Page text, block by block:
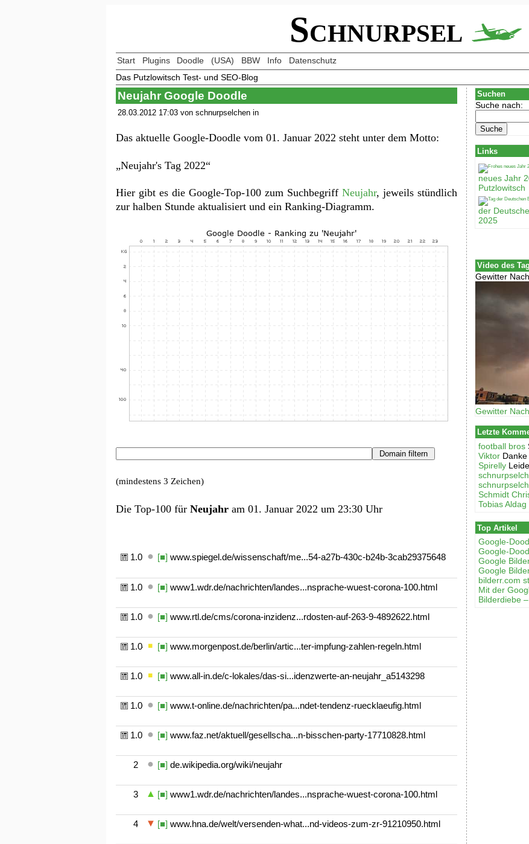
Schnurpsel
Start Plugins Doodle (USA) BBW Info
Datenschutz
Das Putzlowitsch Test- und SEO-Blog
Neujahr Google Doodle
28.03.2012 17:03 von schnurpselchen in
Das aktuelle Google-Doodle vom 01. Januar 2022 steht unter dem Motto:
„Neujahr's Tag 2022“
Hier gibt es die Google-Top-100 zum SuchbegriffNeujahr, jeweils stündlich
zur halben Stunde aktualisiert und ein Ranking-Diagramm.
(mindestens 3 Zeichen)
Die Top-100 für Neujahr am 01. Januar 2022 um 23:30 Uhr
1.01 [■] www.spiegel.de/wissenschaft/me...54-a27b-430c-b24b-3cab29375648
1.02 [■] www1.wdr.de/nachrichten/landes...nsprache-wuest-corona-100.html
1.03 [■] www.rtl.de/cms/corona-inzidenz...rdosten-auf-263-9-4892622.html
1.04 [■] www.morgenpost.de/berlin/artic...ter-impfung-zahlen-regeln.html
1.05 [■] www.all-in.de/c-lokales/das-si...idenzwerte-an-neujahr_a5143298
1.06 [■] www.t-online.de/nachrichten/pa...ndet-tendenz-ruecklaeufig.html
1.07 [■] www.faz.net/aktuell/gesellscha...n-bisschen-party-17710828.html
2 [■] de.wikipedia.org/wiki/neujahr
3 [■] www1.wdr.de/nachrichten/landes...nsprache-wuest-corona-100.html
4 [■] www.hna.de/welt/versenden-what...nd-videos-zum-zr-91210950.html
Suchen
Suche nach:
Links
neues Jahr
Putzlowitsch
der
2025
Video des
Gewitter
Gewitter
Letzte
football bros
Viktor Danke
Spirelly
Schmidt
Tobias Aldag
Top Artikel
Google-
Google-
Google
Google
bilderr.соm
Mit der
Bilderdiebe